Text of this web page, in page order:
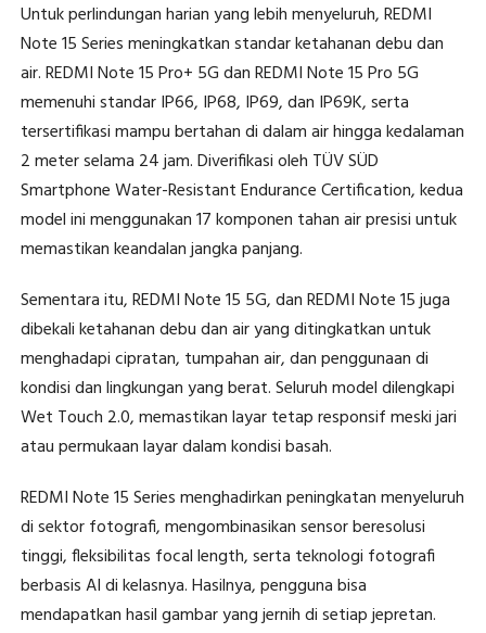
Untuk perlindungan harian yang lebih menyeluruh, REDMI
Note 15 Series meningkatkan standar ketahanan debu dan
air. REDMI Note 15 Pro+ 5G dan REDMI Note 15 Pro 5G
memenuhi standar IP66, IP68, IP69, dan IP69K, serta
tersertifikasi mampu bertahan di dalam air hingga kedalaman
2 meter selama 24 jam. Diverifikasi oleh TÜV SÜD
Smartphone Water-Resistant Endurance Certification, kedua
model ini menggunakan 17 komponen tahan air presisi untuk
memastikan keandalan jangka panjang.
Sementara itu, REDMI Note 15 5G, dan REDMI Note 15 juga
dibekali ketahanan debu dan air yang ditingkatkan untuk
menghadapi cipratan, tumpahan air, dan penggunaan di
kondisi dan lingkungan yang berat. Seluruh model dilengkapi
Wet Touch 2.0, memastikan layar tetap responsif meski jari
atau permukaan layar dalam kondisi basah.
REDMI Note 15 Series menghadirkan peningkatan menyeluruh
di sektor fotografi, mengombinasikan sensor beresolusi
tinggi, fleksibilitas focal length, serta teknologi fotografi
berbasis AI di kelasnya. Hasilnya, pengguna bisa
mendapatkan hasil gambar yang jernih di setiap jepretan.